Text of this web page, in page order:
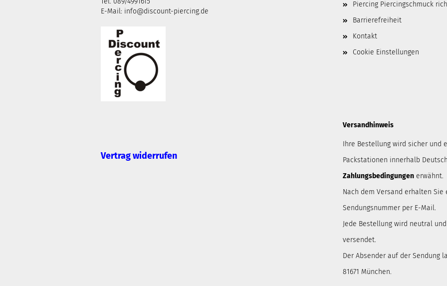
E-Mail: info@discount-piercing.de
Piercing Piercingschmuck
Barrierefreiheit
Kontakt
Cookie Einstellungen
Vertrag widerrufen
Versandhinweis
Ihre Bestellung wird sicher und
Packstationen innerhalb
Zahlungsbedingungen erwähnt.
Nach dem Versand erhalten
Sendungsnummer per E-Mail.
Jede Bestellung wird neutral
versendet.
Der Absender auf der Sendung
81671 München.